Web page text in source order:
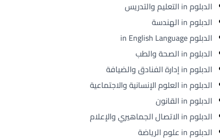
الدبلوم in التعليم والتدريس
الدبلوم in الهندسة
الدبلوم in English Language
الدبلوم in الصحة والطب
الدبلوم in إدارة الفنادق والضيافة
الدبلوم in العلوم الإنسانية والاجتماعية
الدبلوم in القانون
الدبلوم in الاتصال الجماهيري والإعلام
الدبلوم in علوم الرياضة